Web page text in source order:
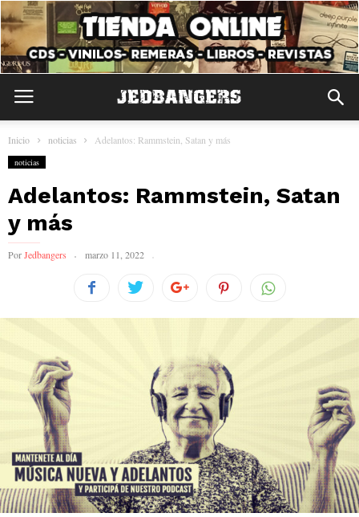
Inicio noticias Adelantos: Rammstein, Satan y más
noticias
Adelantos: Rammstein, Satan
y más
PorJedbangers marzo 11, 2022